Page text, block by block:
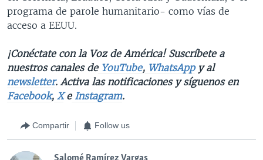
programa de parole humanitario- como vías de
acceso a EEUU.
¡Conéctate con la Voz de América! Suscríbete a
nuestros canales deYouTube, WhatsAppy al
newsletter. Activa las notificaciones y síguenos en
Facebook, XeInstagram.
Compartir Follow us
Salomé Ramírez Vargas